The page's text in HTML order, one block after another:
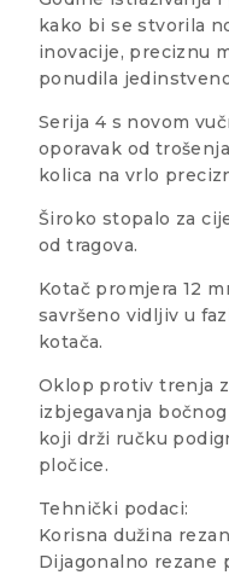
kako bi se stvorila
inovacije, preciznu
ponudila
Serija 4 s novom
oporavak od
kolica na vrlo
Široko stopalo za
od tragova.
Kotač promjera 12
savršeno vidljiv u
kotača.
Oklop protiv trenja
izbjegavanja
koji drži ručku
pločice.
Tehnički podaci:
Korisna dužina
Dijagonalno rezane